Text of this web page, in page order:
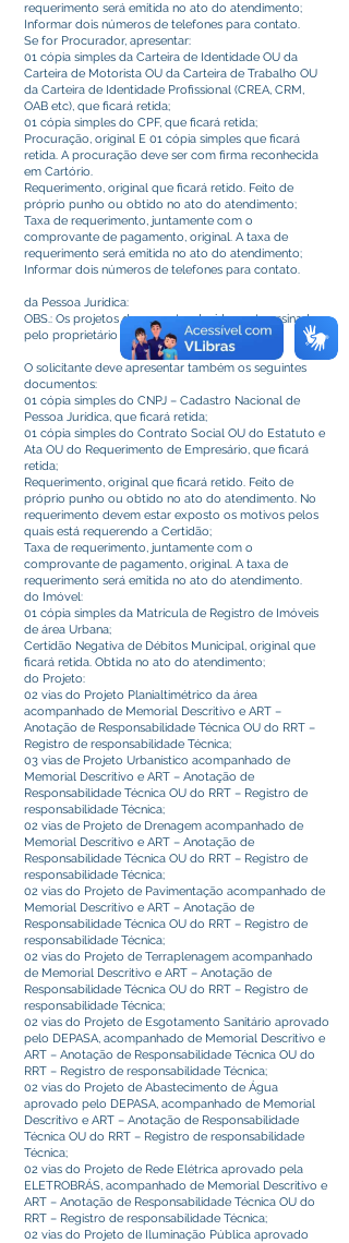
requerimento será emitida no ato do atendimento;
Informar dois números de telefones para contato.
Se for Procurador, apresentar:
01 cópia simples da Carteira de Identidade OU da
Carteira de Motorista OU da Carteira de Trabalho OU
da Carteira de Identidade Profissional (CREA, CRM,
OAB etc), que ficará retida;
01 cópia simples do CPF, que ficará retida;
Procuração, original E 01 cópia simples que ficará
retida. A procuração deve ser com firma reconhecida
em Cartório.
Requerimento, original que ficará retido. Feito de
próprio punho ou obtido no ato do atendimento;
Taxa de requerimento, juntamente com o
comprovante de pagamento, original. A taxa de
requerimento será emitida no ato do atendimento;
Informar dois números de telefones para contato.
da Pessoa Jurídica:
OBS.: Os projetos devem estar devidamente assinados
pelo proprietário e pelo profissional técnico.
O solicitante deve apresentar também os seguintes
documentos:
01 cópia simples do CNPJ – Cadastro Nacional de
Pessoa Jurídica, que ficará retida;
01 cópia simples do Contrato Social OU do Estatuto e
Ata OU do Requerimento de Empresário, que ficará
retida;
Requerimento, original que ficará retido. Feito de
próprio punho ou obtido no ato do atendimento. No
requerimento devem estar exposto os motivos pelos
quais está requerendo a Certidão;
Taxa de requerimento, juntamente com o
comprovante de pagamento, original. A taxa de
requerimento será emitida no ato do atendimento.
do Imóvel:
01 cópia simples da Matrícula de Registro de Imóveis
de área Urbana;
Certidão Negativa de Débitos Municipal, original que
ficará retida. Obtida no ato do atendimento;
do Projeto:
02 vias do Projeto Planialtimétrico da área
acompanhado de Memorial Descritivo e ART –
Anotação de Responsabilidade Técnica OU do RRT –
Registro de responsabilidade Técnica;
03 vias de Projeto Urbanístico acompanhado de
Memorial Descritivo e ART – Anotação de
Responsabilidade Técnica OU do RRT – Registro de
responsabilidade Técnica;
02 vias de Projeto de Drenagem acompanhado de
Memorial Descritivo e ART – Anotação de
Responsabilidade Técnica OU do RRT – Registro de
responsabilidade Técnica;
02 vias do Projeto de Pavimentação acompanhado de
Memorial Descritivo e ART – Anotação de
Responsabilidade Técnica OU do RRT – Registro de
responsabilidade Técnica;
02 vias do Projeto de Terraplenagem acompanhado
de Memorial Descritivo e ART – Anotação de
Responsabilidade Técnica OU do RRT – Registro de
responsabilidade Técnica;
02 vias do Projeto de Esgotamento Sanitário aprovado
pelo DEPASA, acompanhado de Memorial Descritivo e
ART – Anotação de Responsabilidade Técnica OU do
RRT – Registro de responsabilidade Técnica;
02 vias do Projeto de Abastecimento de Água
aprovado pelo DEPASA, acompanhado de Memorial
Descritivo e ART – Anotação de Responsabilidade
Técnica OU do RRT – Registro de responsabilidade
Técnica;
02 vias do Projeto de Rede Elétrica aprovado pela
ELETROBRÁS, acompanhado de Memorial Descritivo e
ART – Anotação de Responsabilidade Técnica OU do
RRT – Registro de responsabilidade Técnica;
02 vias do Projeto de Iluminação Pública aprovado